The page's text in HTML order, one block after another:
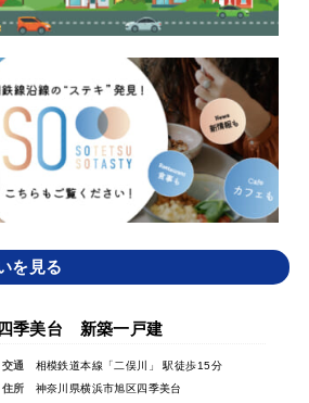
を見る
四季美台 新築一戸建
交通
相模鉄道本線「二俣川」 駅徒歩15分
住所
神奈川県横浜市旭区四季美台